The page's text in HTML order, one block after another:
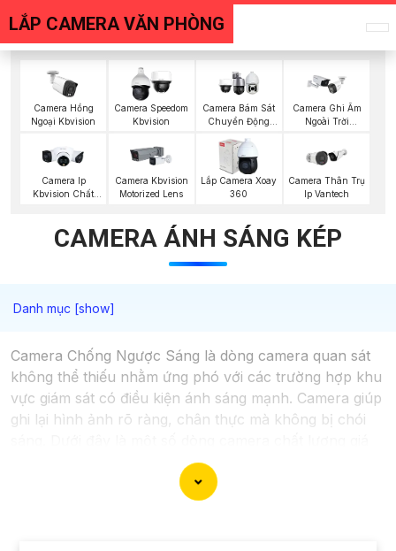
LẮP CAMERA VĂN PHÒNG
Camera Hồng
Ngoại Kbvision
Camera Speedom
Kbvision
Camera Bám Sát
Chuyển Động
Camera Ghi Âm
Ngoài Trời
Camera Ip
Kbvision Chất
Camera Kbvision
Motorized Lens
Lắp Camera Xoay
360
Camera Thân Trụ
Ip Vantech
CAMERA ÁNH SÁNG KÉP
Camera Chống Ngược Sáng là dòng camera quan sát
không thể thiếu nhằm ứng phó với các trường hợp khu
vực giám sát có điều kiện ánh sáng mạnh. Camera giúp
ghi lại hình ảnh rõ ràng, chân thực mà không bị chói
rẻ mà An Thành Phát đã chọn lọc và đề xuất dành cho